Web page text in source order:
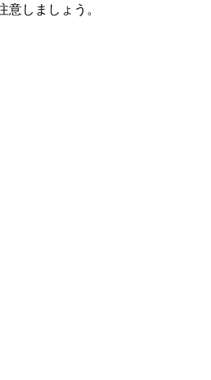
しましょう。